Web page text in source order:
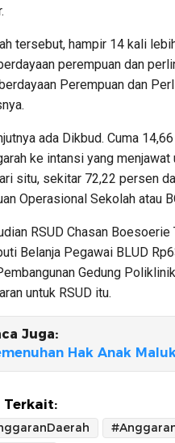
tersebut, hampir 14 kali
perempuan dan
Perempuan dan
ada Dikbud. Cuma
ke intansi yang
situ, sekitar 72,22 persen
Operasional Sekolah atau
RSUD Chasan
Belanja Pegawai BLUD
Gedung
untuk RSUD itu.
Juga:
Hak Anak
Terkait: